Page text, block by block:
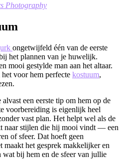
Photography
ongetwijfeld één van de eerste
het plannen van je huwelijk.
mooi gestylde man aan het altaar.
voor hem perfecte kostuum,
alvast een eerste tip om hem op de
voorbereiding is eigenlijk heel
vast plan. Het helpt wel als de
naar stijlen die hij mooi vindt — een
of sfeer. Dat hoeft geen
maakt het gesprek makkelijker en
wat bij hem en de sfeer van jullie